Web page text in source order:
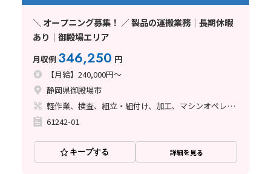
＼ オープニング募集！ ／ 製品の運搬業務｜長期休暇
あり｜御殿場エリア
月収例 346,250 円
【月給】240,000円～
静岡県御殿場市
軽作業、検査、組立・組付け、加工、マシンオペレーター、立ち作業
61242-01
キープする 詳細を見る